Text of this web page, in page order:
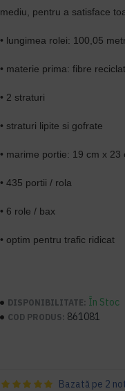
mediu, pentru a satisface
• lungimea rolei: 100,05
• materie prima: fibre
• 2 straturi
• straturi lipite si gofrate
• marime portie: 19 cm x 23
• 435 portii / rola
• 6 role / bax
• optim pentru trafic ridicat
DISPONIBILITATE: În Stoc
COD PRODUS: 861081
Bazată pe 2